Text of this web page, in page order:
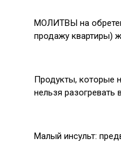
МОЛИТВЫ на
продажу квартиры)
Продукты, которые
нельзя разогревать
Малый инсульт: